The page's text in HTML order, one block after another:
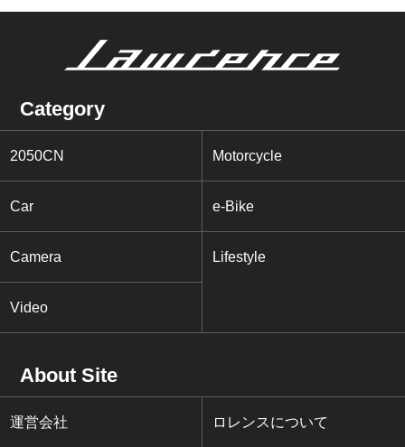
Category
2050CN Motorcycle
Car e-Bike
Camera Lifestyle
Video
About Site
運営会社 ロレンスについて